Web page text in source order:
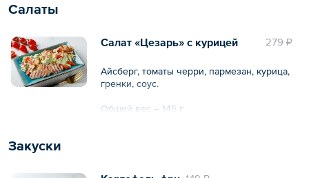
Салаты
279 ₽
Салат «Цезарь» с курицей
Айсберг, томаты черри, пармезан, курица,
гренки, соус.
Общий вес – 145 г
Закуски